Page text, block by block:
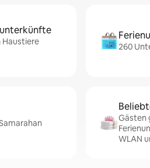
Haustiere
260
Gästen
WLAN